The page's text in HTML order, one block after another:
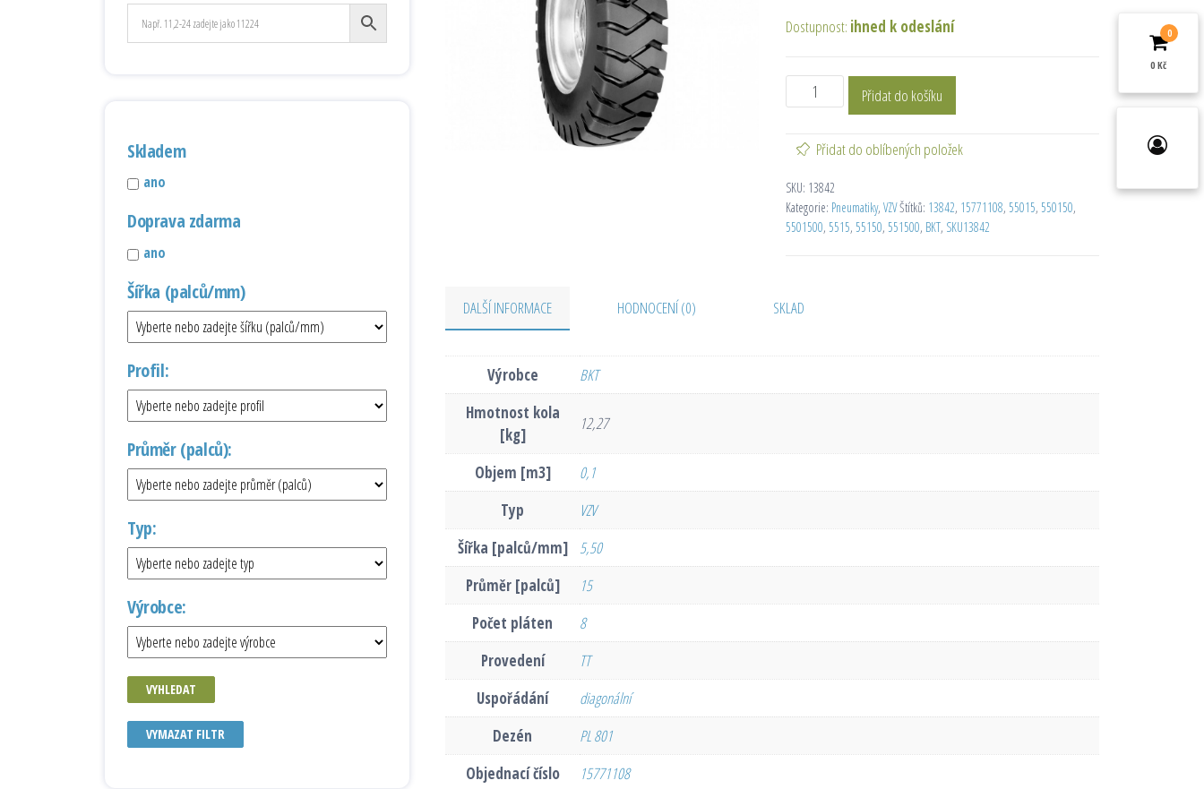
Dostupnost: ihned k odeslání
Přidat do košíku
Přidat do oblíbených položek
SKU: 13842
Kategorie: Pneumatiky, VZVŠtítků: 13842, 15771108, 55015, 550150,
5501500, 5515, 55150, 551500, BKT, SKU13842
DALŠÍ INFORMACE HODNOCENÍ (0) SKLAD
Výrobce
BKT
Hmotnost kola
[kg]
12,27
Objem [m3]
0,1
Typ
VZV
Šířka [palců/mm]
5,50
Průměr [palců]
15
Počet pláten
8
Provedení
TT
Uspořádání
diagonální
Dezén
PL 801
Objednací číslo
15771108
Skladem
ano
Doprava zdarma
ano
Šířka (palců/mm)
Profil:
Průměr (palců):
Typ:
Výrobce:
VYHLEDAT
VYMAZAT FILTR
0
0 Kč